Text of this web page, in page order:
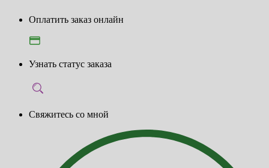
Оплатить заказ онлайн
Узнать статус заказа
Свяжитесь со мной